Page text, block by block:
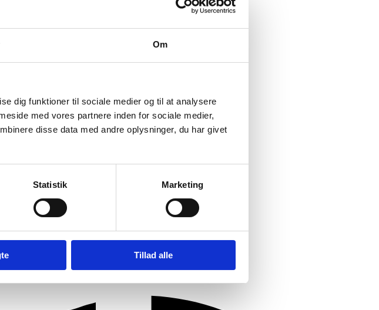
Om
dig funktioner til sociale medier og til at analysere
med vores partnere inden for sociale medier,
disse data med andre oplysninger, du har givet
Statistik Marketing
Tillad alle